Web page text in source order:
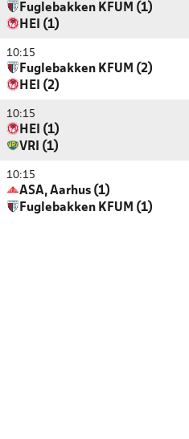
Fuglebakken KFUM (1)
HEI (1)
10:15
Fuglebakken KFUM (2)
HEI (2)
10:15
HEI (1)
VRI (1)
10:15
ASA, Aarhus (1)
Fuglebakken KFUM (1)